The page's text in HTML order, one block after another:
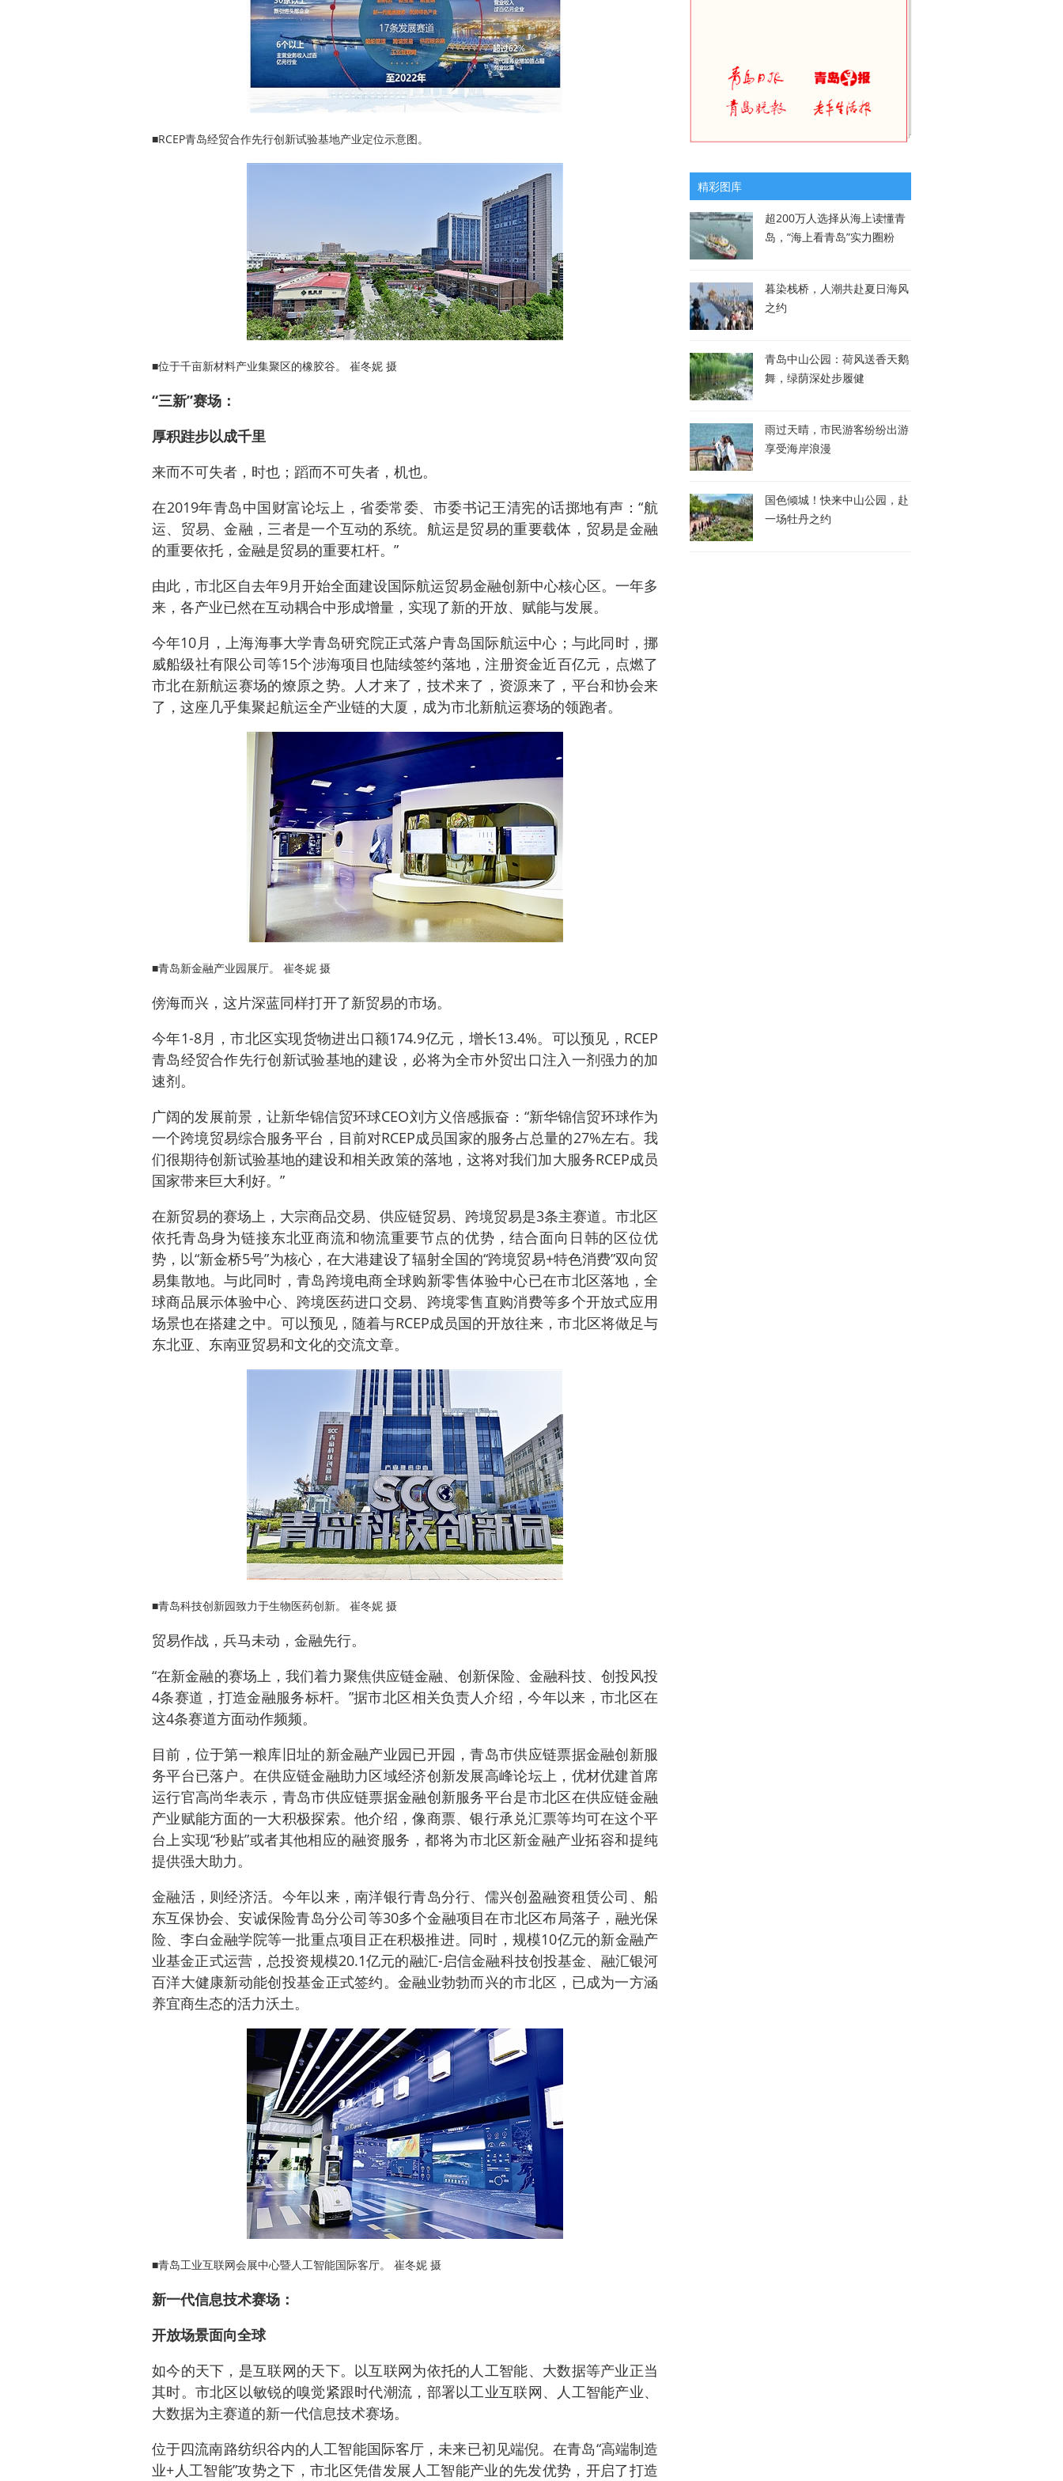
■RCEP青岛经贸合作先行创新试验基地产业定位示意图。
■位于千亩新材料产业集聚区的橡胶谷。 崔冬妮 摄
“三新”赛场：
厚积跬步以成千里
来而不可失者，时也；蹈而不可失者，机也。
在2019年青岛中国财富论坛上，省委常委、市委书记王清宪的话掷地有声：“航
运、贸易、金融，三者是一个互动的系统。航运是贸易的重要载体，贸易是金融
的重要依托，金融是贸易的重要杠杆。”
由此，市北区自去年9月开始全面建设国际航运贸易金融创新中心核心区。一年多
来，各产业已然在互动耦合中形成增量，实现了新的开放、赋能与发展。
今年10月，上海海事大学青岛研究院正式落户青岛国际航运中心；与此同时，挪
威船级社有限公司等15个涉海项目也陆续签约落地，注册资金近百亿元，点燃了
市北在新航运赛场的燎原之势。人才来了，技术来了，资源来了，平台和协会来
了，这座几乎集聚起航运全产业链的大厦，成为市北新航运赛场的领跑者。
■青岛新金融产业园展厅。 崔冬妮 摄
傍海而兴，这片深蓝同样打开了新贸易的市场。
今年1-8月，市北区实现货物进出口额174.9亿元，增长13.4%。可以预见，RCEP
青岛经贸合作先行创新试验基地的建设，必将为全市外贸出口注入一剂强力的加
速剂。
广阔的发展前景，让新华锦信贸环球CEO刘方义倍感振奋：“新华锦信贸环球作为
一个跨境贸易综合服务平台，目前对RCEP成员国家的服务占总量的27%左右。我
们很期待创新试验基地的建设和相关政策的落地，这将对我们加大服务RCEP成员
国家带来巨大利好。”
在新贸易的赛场上，大宗商品交易、供应链贸易、跨境贸易是3条主赛道。市北区
依托青岛身为链接东北亚商流和物流重要节点的优势，结合面向日韩的区位优
势，以“新金桥5号”为核心，在大港建设了辐射全国的“跨境贸易+特色消费”双向贸
易集散地。与此同时，青岛跨境电商全球购新零售体验中心已在市北区落地，全
球商品展示体验中心、跨境医药进口交易、跨境零售直购消费等多个开放式应用
场景也在搭建之中。可以预见，随着与RCEP成员国的开放往来，市北区将做足与
东北亚、东南亚贸易和文化的交流文章。
■青岛科技创新园致力于生物医药创新。 崔冬妮 摄
贸易作战，兵马未动，金融先行。
“在新金融的赛场上，我们着力聚焦供应链金融、创新保险、金融科技、创投风投
4条赛道，打造金融服务标杆。”据市北区相关负责人介绍，今年以来，市北区在
这4条赛道方面动作频频。
目前，位于第一粮库旧址的新金融产业园已开园，青岛市供应链票据金融创新服
务平台已落户。在供应链金融助力区域经济创新发展高峰论坛上，优材优建首席
运行官高尚华表示，青岛市供应链票据金融创新服务平台是市北区在供应链金融
产业赋能方面的一大积极探索。他介绍，像商票、银行承兑汇票等均可在这个平
台上实现“秒贴”或者其他相应的融资服务，都将为市北区新金融产业拓容和提纯
提供强大助力。
金融活，则经济活。今年以来，南洋银行青岛分行、儒兴创盈融资租赁公司、船
东互保协会、安诚保险青岛分公司等30多个金融项目在市北区布局落子，融光保
险、李白金融学院等一批重点项目正在积极推进。同时，规模10亿元的新金融产
业基金正式运营，总投资规模20.1亿元的融汇-启信金融科技创投基金、融汇银河
百洋大健康新动能创投基金正式签约。金融业勃勃而兴的市北区，已成为一方涵
养宜商生态的活力沃土。
■青岛工业互联网会展中心暨人工智能国际客厅。 崔冬妮 摄
新一代信息技术赛场：
开放场景面向全球
如今的天下，是互联网的天下。以互联网为依托的人工智能、大数据等产业正当
其时。市北区以敏锐的嗅觉紧跟时代潮流，部署以工业互联网、人工智能产业、
大数据为主赛道的新一代信息技术赛场。
位于四流南路纺织谷内的人工智能国际客厅，未来已初见端倪。在青岛“高端制造
业+人工智能”攻势之下，市北区凭借发展人工智能产业的先发优势，开启了打造
精彩图库
超200万人选择从海上读懂青
岛，“海上看青岛”实力圈粉
暮染栈桥，人潮共赴夏日海风
之约
青岛中山公园：荷风送香天鹅
舞，绿荫深处步履健
雨过天晴，市民游客纷纷出游
享受海岸浪漫
国色倾城！快来中山公园，赴
一场牡丹之约